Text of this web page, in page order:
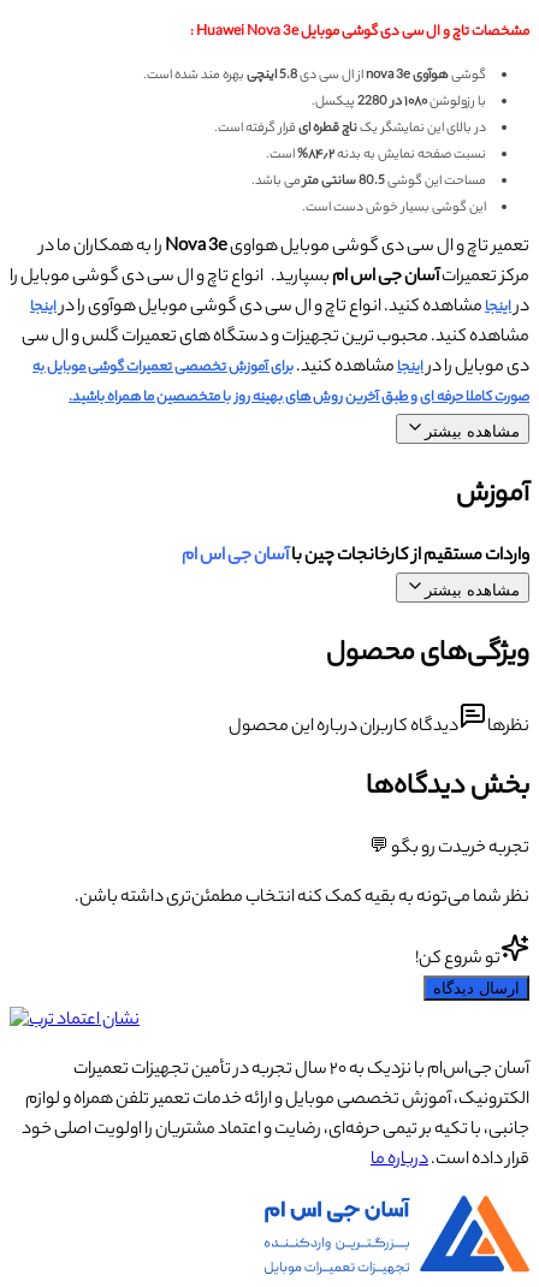
مشخصات تاچ و ال سی دی گوشی موبایل Huawei Nova 3e :
گوشیهوآوی nova 3e از ال سی دی5.8 اینچی
بهره مند شده است.
با رزولوشن۱۰۸۰ در 2280
پیکسل.
در بالای این نمایشگر یکناچ قطره ایقرار گرفته است.
نسبت صفحه نمایش به بدنه۸۴٫۲% است.
مساحت این گوشی80.5 سانتی متر
می باشد.
این گوشی بسیار خوش دست است.
تعمیر تاچ و ال سی دی گوشی موبایل هواویNova 3eرا به همکاران ما در
مرکز تعمیراتآسان جی اس امبسپارید. انواع تاچ و ال سی دی گوشی موبایل را
دراینجامشاهده کنید. انواع تاچ و ال سی دی گوشی موبایل هوآوی را دراینجا
مشاهده کنید. محبوب ترین تجهیزات و دستگاه های تعمیرات گلس و ال سی
دی موبایل را دراینجامشاهده کنید.برای آموزش تخصصی تعمیرات گوشی موبایل به
صورت کاملا حرفه ای و طبق آخرین روش های بهینه روز با متخصصین ما همراه باشید.
مشاهده بیشتر
آموزش
واردات مستقیم از کارخانجات چین باآسان جی اس ام
مشاهده بیشتر
ویژگی‌های محصول
نظرها دیدگاه کاربران درباره این محصول
بخش دیدگاه‌ها
تجربه خریدت رو بگو 💬
نظر شما می‌تونه به بقیه کمک کنه انتخاب مطمئن‌تری داشته باشن.
تو شروع کن!
ارسال دیدگاه
آسان جی‌اس‌ام با نزدیک به ۲۰ سال تجربه در تأمین تجهیزات تعمیرات
الکترونیک، آموزش تخصصی موبایل و ارائه خدمات تعمیر تلفن همراه و لوازم
جانبی، با تکیه بر تیمی حرفه‌ای، رضایت و اعتماد مشتریان را اولویت اصلی خود
قرار داده است.درباره ما